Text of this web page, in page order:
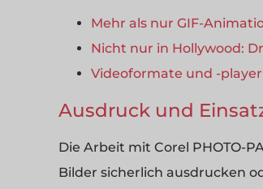
Mehr als nur GIF-
Nicht nur in Hollywood:
Videoformate und -player
Ausdruck und
Die Arbeit mit Corel PHOTO-
Bilder sicherlich ausdrucken